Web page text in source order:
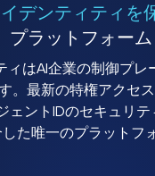
デンティティを
プラットフォーム
ィはAI企業の制御プレ
。最新の特権アクセ
ェントIDのセキュリ
た唯一のプラットフ